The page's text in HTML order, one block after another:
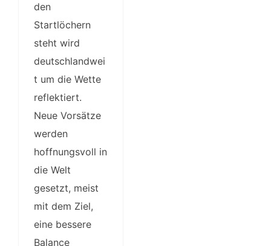
den
Startlöchern
steht wird
deutschlandwei
t um die Wette
reflektiert.
Neue Vorsätze
werden
hoffnungsvoll in
die Welt
gesetzt, meist
mit dem Ziel,
eine bessere
Balance